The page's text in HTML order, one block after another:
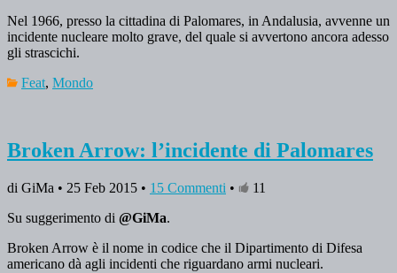
Nel 1966, presso la cittadina di Palomares, in Andalusia, avvenne un
incidente nucleare molto grave, del quale si avvertono ancora adesso
gli strascichi.
Feat, Mondo
Broken Arrow: l’incidente di Palomares
di GiMa • 25 Feb 2015 • 15 Commenti •
11
Su suggerimento di @GiMa.
Broken Arrow è il nome in codice che il Dipartimento di Difesa
americano dà agli incidenti che riguardano armi nucleari.